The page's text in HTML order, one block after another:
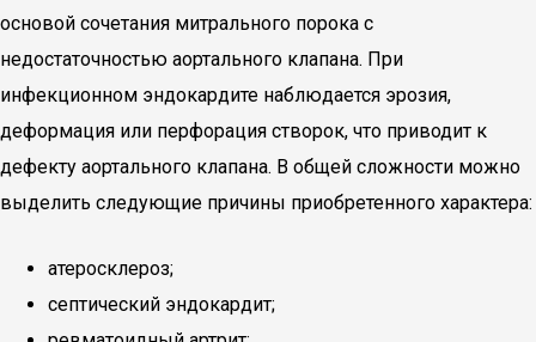
основой сочетания митрального порока с
недостаточностью аортального клапана. При
инфекционном эндокардите наблюдается эрозия,
деформация или перфорация створок, что приводит к
дефекту аортального клапана. В общей сложности можно
выделить следующие причины приобретенного характера:
атеросклероз;
септический эндокардит;